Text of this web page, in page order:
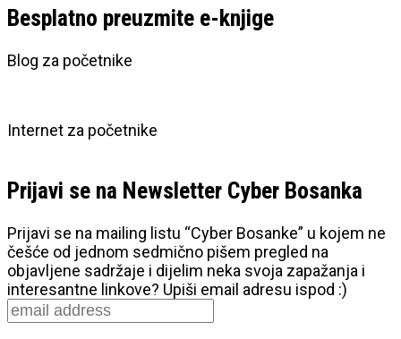
Besplatno preuzmite e-knjige
Blog za početnike
Internet za početnike
Prijavi se na Newsletter Cyber Bosanka
Prijavi se na mailing listu “Cyber Bosanke” u kojem ne
češće od jednom sedmično pišem pregled na
objavljene sadržaje i dijelim neka svoja zapažanja i
interesantne linkove? Upiši email adresu ispod :)